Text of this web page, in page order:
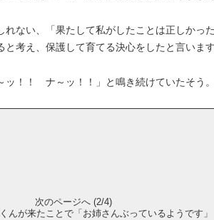
ない、「果たして私がしたことは正しかっ
考え、保護して育てる決心をしたと言います
！！ ナ～ッ！！」と鳴き続けていたそう
次のページへ (2/4)
んが来たことで「お姉さんぶっているようです」